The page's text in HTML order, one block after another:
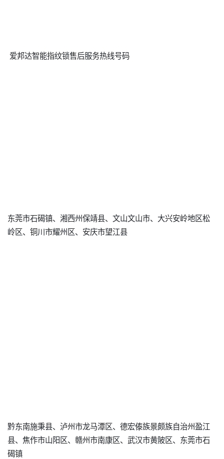
爱邦达智能指纹锁售后服务热线号码
东莞市石碣镇、湘西州保靖县、文山文山市、大兴安岭地区松
岭区、铜川市耀州区、安庆市望江县
黔东南施秉县、泸州市龙马潭区、德宏傣族景颇族自治州盈江
县、焦作市山阳区、赣州市南康区、武汉市黄陂区、东莞市石
碣镇